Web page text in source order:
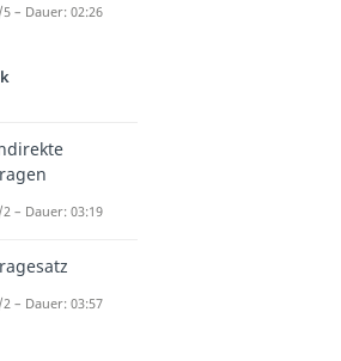
5 – Dauer: 02:26
2 – Dauer: 03:19
– Dauer: 03:57